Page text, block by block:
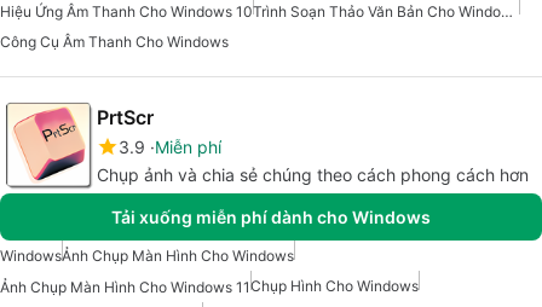
Hiệu Ứng Âm Thanh Cho Windows 10
Trình Soạn Thảo Văn Bản Cho Windows
Công Cụ Âm Thanh Cho Windows
PrtScr
3.9 Miễn phí
Chụp ảnh và chia sẻ chúng theo cách phong cách hơn
Tải xuống miễn phí dành cho Windows
WindowsẢnh Chụp Màn Hình Cho Windows
Ảnh Chụp Màn Hình Cho Windows 11Chụp Hình Cho Windows